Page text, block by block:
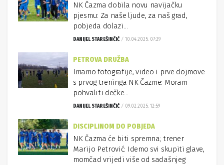
NK Čazma dobila novu navijačku
pjesmu: Za naše ljude, za naš grad,
pobjeda dolazi…
DANIJEL STAREŠINČIĆ 10.04.2025. 07:29
PETROVA DRUŽBA
Imamo fotografije, video i prve dojmove
s prvog treninga NK Čazme: Moram
pohvaliti dečke…
DANIJEL STAREŠINČIĆ 09.02.2025. 12:59
DISCIPLINOM DO POBJEDA
NK Čazma će biti spremna; trener
Marijo Petrović: Idemo svi skupiti glave,
momčad vrijedi više od sadašnjeg